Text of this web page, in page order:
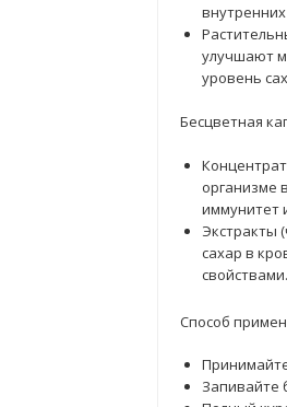
улучшают
уровень
Бесцветная
организме
иммунитет
Экстракты
сахар в
свойствами.
Способ
Запивайте